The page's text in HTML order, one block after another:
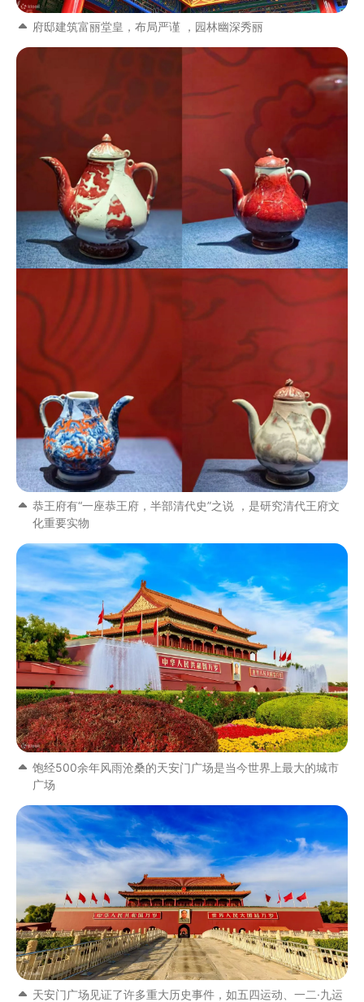
府邸建筑富丽堂皇，布局严谨 ，园林幽深秀丽
恭王府有“一座恭王府，半部清代史”之说 ，是研究清代王府文
化重要实物
饱经500余年风雨沧桑的天安门广场是当今世界上最大的城市
广场
天安门广场见证了许多重大历史事件，如五四运动、一二·九运